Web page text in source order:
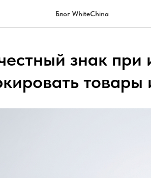
Блог WhiteChina
знак при